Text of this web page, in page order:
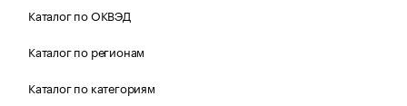
Каталог по ОКВЭД
Каталог по регионам
Каталог по категориям